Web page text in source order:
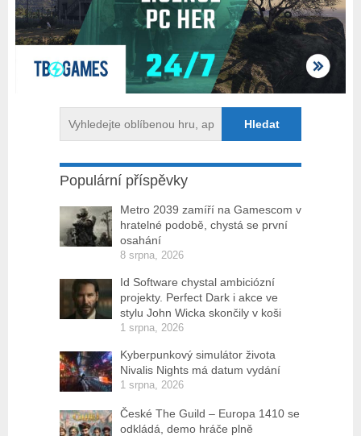
Populární příspěvky
Metro 2039 zamíří na Gamescom v
hratelné podobě, chystá se první
osahání
8 srpna, 2026
Id Software chystal ambiciózní
projekty. Perfect Dark i akce ve
stylu John Wicka skončily v koši
1 srpna, 2026
Kyberpunkový simulátor života
Nivalis Nights má datum vydání
1 srpna, 2026
České The Guild – Europa 1410 se
odkládá, demo hráče plně